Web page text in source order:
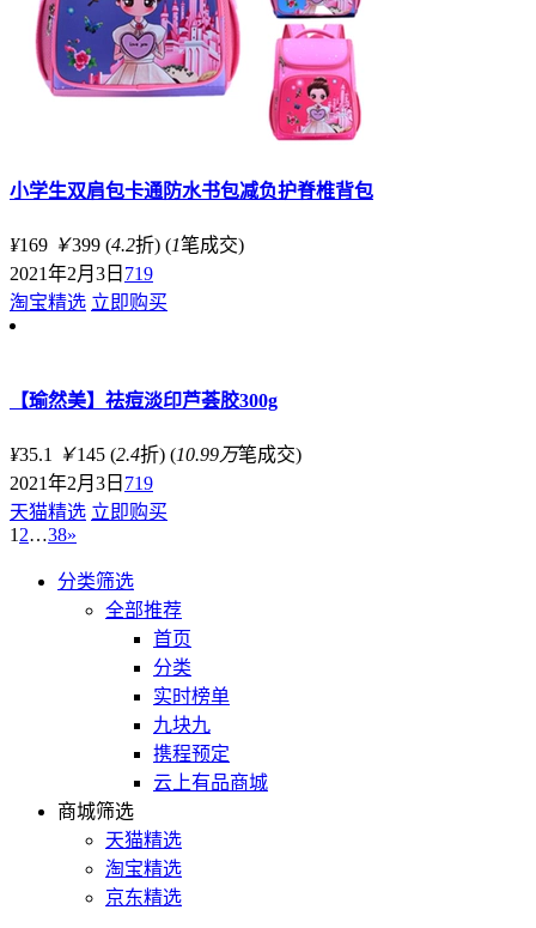
小学生双肩包卡通防水书包减负护脊椎背包
¥169 ￥399 (4.2折) (1笔成交)
2021年2月3日 719
淘宝精选 立即购买
【瑜然美】祛痘淡印芦荟胶300g
¥35.1 ￥145 (2.4折) (10.99万笔成交)
2021年2月3日 719
天猫精选 立即购买
1 2…38»
分类筛选
全部推荐
首页
分类
实时榜单
九块九
携程预定
云上有品商城
商城筛选
天猫精选
淘宝精选
京东精选